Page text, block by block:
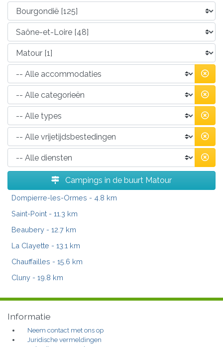
Campings in de buurt Matour
Dompierre-les-Ormes - 4.8 km
Saint-Point - 11.3 km
Beaubery - 12.7 km
La Clayette - 13.1 km
Chauffailles - 15.6 km
Cluny - 19.8 km
Informatie
Neem contact met ons op
Juridische vermeldingen